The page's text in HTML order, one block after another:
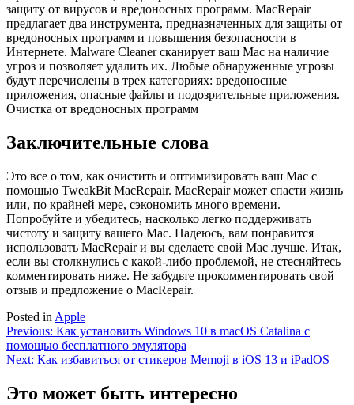
защиту от вирусов и вредоносных программ. MacRepair
предлагает два инструмента, предназначенных для защиты от
вредоносных программ и повышения безопасности в
Интернете. Malware Cleaner сканирует ваш Mac на наличие
угроз и позволяет удалить их. Любые обнаруженные угрозы
будут перечислены в трех категориях: вредоносные
приложения, опасные файлы и подозрительные приложения.
Очистка от вредоносных программ
Заключительные слова
Это все о том, как очистить и оптимизировать ваш Mac с
помощью TweakBit MacRepair. MacRepair может спасти жизнь
или, по крайней мере, сэкономить много времени.
Попробуйте и убедитесь, насколько легко поддерживать
чистоту и защиту вашего Mac. Надеюсь, вам понравится
использовать MacRepair и вы сделаете свой Mac лучше. Итак,
если вы столкнулись с какой-либо проблемой, не стесняйтесь
комментировать ниже. Не забудьте прокомментировать свой
отзыв и предложение о MacRepair.
Posted in Apple
Навигация
по
Previous: Как установить Windows 10 в macOS Catalina с
помощью бесплатного эмулятора
Next: Как избавиться от стикеров Memoji в iOS 13 и iPadOS
Это может быть интересно